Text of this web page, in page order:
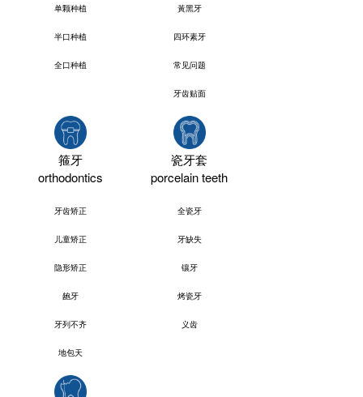
单颗种植
半口种植
全口种植
黃黑牙
四环素牙
常见问题
牙齿贴面
箍牙
orthodontics
牙齿矫正
儿童矫正
隐形矫正
龅牙
牙列不齐
地包天
瓷牙套
porcelain teeth
全瓷牙
牙缺失
镶牙
烤瓷牙
义齿